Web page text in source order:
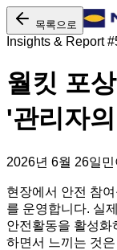
목록으로
Insights & Report #
월킷 포
'관리자
2026년 6월 26일
현장에서 안전 참
를 운영합니다. 실
안전활동을 활성화
하면서 느끼는 것